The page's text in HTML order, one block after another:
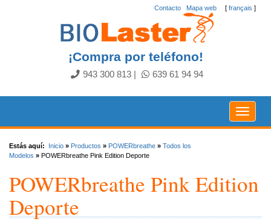
[ français ]
Contacto Mapa web
¡Compra por teléfono!
943 300 813 639 61 94 94
Toggle
Estás aquí: Inicio » Productos » POWERbreathe » Todos los
Modelos » POWERbreathe Pink Edition Deporte
POWERbreathe Pink Edition
Deporte